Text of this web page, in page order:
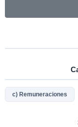
c) Remuneraciones